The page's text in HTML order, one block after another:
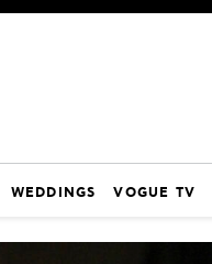
WEDDINGS VOGUE TV